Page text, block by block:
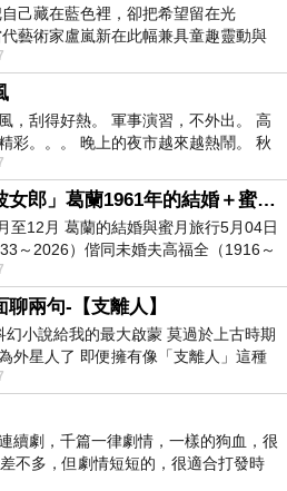
己藏在藍色裡，卻把希望留在光
藝術家盧嵐新在此幅兼具童趣靈動與
新作中，用湛藍的羽翼般色塊包覆著
，刮得好熱。 軍事演習，不外出。 高
彩。。。 晚上的夜市越來越熱鬧。 秋
很熱 夜遊消暑熱。。。
AI「曼波女郎」葛蘭1961年的結婚＋蜜月旅行 #戀上老電影 #葛蘭 #粟子
至12月 葛蘭的結婚與蜜月旅行5月04日
～2026）偕同未婚夫高福全（1916～
輪赴倫敦6月15日於英國倫敦St.S
聊兩句-【支離人】
幻小說給我的最大啟蒙 莫過於上古時期
外星人了 即便擁有像「支離人」這種
神通法門 也未必讀
續劇，千篇一律劇情，一樣的狗血，很
不多，但劇情短短的，很適合打發時